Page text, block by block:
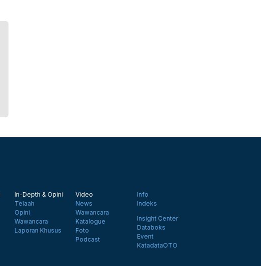
In-Depth & Opini
Telaah
Opini
Wawancara
Laporan Khusus
Video
News
Wawancara
Katalogue
Foto
Podcast
Info
Indeks
Insight Center
Databoks
Event
KatadataOTO